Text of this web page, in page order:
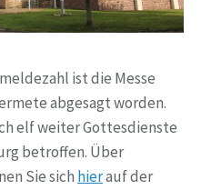
ist die Messe
abgesagt worden.
elf weiter Gottesdienste
betroffen. Über
Sie sich hierauf der